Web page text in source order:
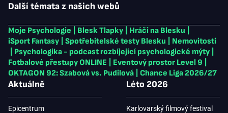
Další témata z našich webů
Moje Psychologie Blesk Tlapky Hráči na Blesku
iSport Fantasy
Spotřebitelské testy Blesku
Nemovitosti
Psychologika - podcast rozbíjející psychologické mýty
Fotbalové přestupy ONLINE
Eventový prostor Level 9
OKTAGON 92: Szabová vs. Pudilová
Chance Liga 2026/27
Aktuálně
Epicentrum
Léto 2026
Karlovarský filmový festival